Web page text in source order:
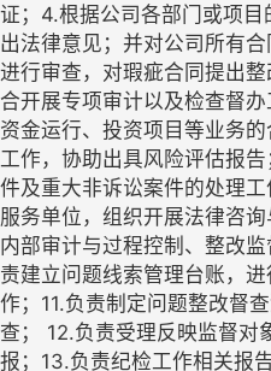
证；4.根据公司各部门或项
出法律意见；并对公司所有
进行审查，对瑕疵合同提出
合开展专项审计以及检查督办
资金运行、投资项目等业务
工作，协助出具风险评估报
件及重大非诉讼案件的处理
服务单位，组织开展法律咨
内部审计与过程控制、整改
责建立问题线索管理台账，
作；11.负责制定问题整改督
查； 12.负责受理反映监督对
报；13.负责纪检工作相关报